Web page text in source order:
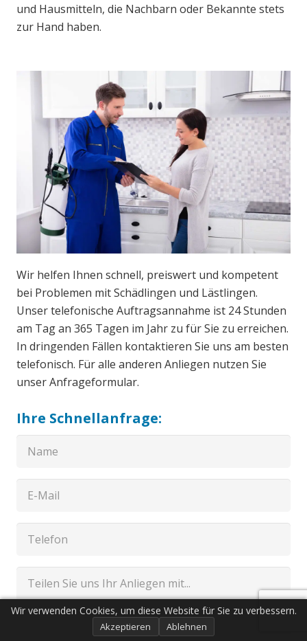
und Hausmitteln, die Nachbarn oder Bekannte stets
zur Hand haben.
Wir helfen Ihnen schnell, preiswert und kompetent
bei Problemen mit Schädlingen und Lästlingen.
Unser telefonische Auftragsannahme ist 24 Stunden
am Tag an 365 Tagen im Jahr zu für Sie zu erreichen.
In dringenden Fällen kontaktieren Sie uns am besten
telefonisch. Für alle anderen Anliegen nutzen Sie
unser Anfrageformular.
Ihre Schnellanfrage:
Wir verwenden Cookies, um diese Website für Sie zu verbessern.
Akzeptieren Ablehnen